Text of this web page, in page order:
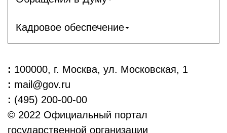
Кадровое обеспечение
: 100000, г. Москва, ул. Московская, 1
: mail@gov.ru
: (495) 200-00-00
© 2022 Официальный портал
государственной организации